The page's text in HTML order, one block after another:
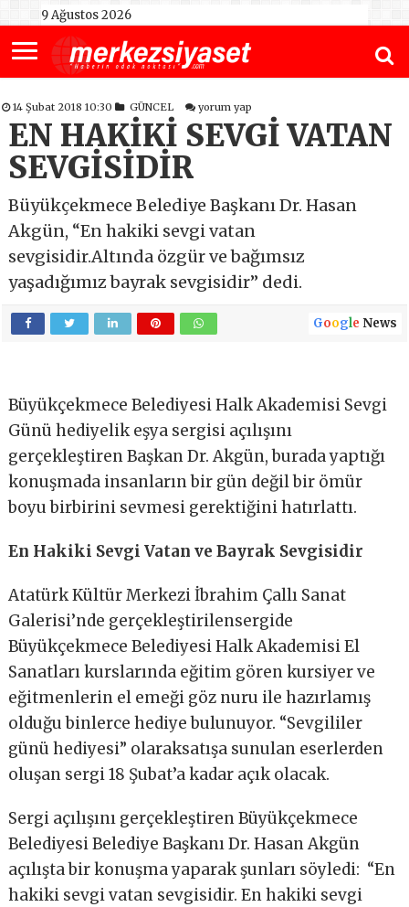
9 Ağustos 2026
14 Şubat 2018 10:30 GÜNCEL yorum yap
EN HAKİKİ SEVGİ VATAN
SEVGİSİDİR
Büyükçekmece Belediye Başkanı Dr. Hasan
Akgün, “En hakiki sevgi vatan
sevgisidir.Altında özgür ve bağımsız
yaşadığımız bayrak sevgisidir” dedi.
Google News
Büyükçekmece Belediyesi Halk Akademisi Sevgi
Günü hediyelik eşya sergisi açılışını
gerçekleştiren Başkan Dr. Akgün, burada yaptığı
konuşmada insanların bir gün değil bir ömür
boyu birbirini sevmesi gerektiğini hatırlattı.
En Hakiki Sevgi Vatan ve Bayrak Sevgisidir
Atatürk Kültür Merkezi İbrahim Çallı Sanat
Galerisi’nde gerçekleştirilensergide
Büyükçekmece Belediyesi Halk Akademisi El
Sanatları kurslarında eğitim gören kursiyer ve
eğitmenlerin el emeği göz nuru ile hazırlamış
olduğu binlerce hediye bulunuyor. “Sevgililer
günü hediyesi” olaraksatışa sunulan eserlerden
oluşan sergi 18 Şubat’a kadar açık olacak.
Sergi açılışını gerçekleştiren Büyükçekmece
Belediyesi Belediye Başkanı Dr. Hasan Akgün
açılışta bir konuşma yaparak şunları söyledi: “En
hakiki sevgi vatan sevgisidir. En hakiki sevgi